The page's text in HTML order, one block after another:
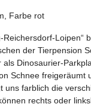
Farbe rot
Reichersdorf-Loipen“
der Tierpension
als Dinosaurier-
Schnee freigeräumt
uns farblich die
rechts oder